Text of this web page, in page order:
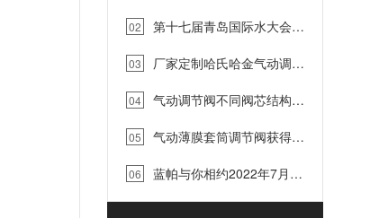
02
第十七届青岛国际水大会青
诚邀您的到来！…
03
厂家定制哈氏哈金气动调节
04
气动调节阀不同阀芯结构的
05
气动薄膜套筒调节阀获得江
目奖…
06
蓝帕与你相约2022年7月